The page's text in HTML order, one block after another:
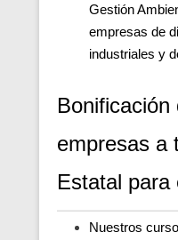
Gestión
empresas de
industriales y
Bonificación
empresas a
Estatal para
Nuestros